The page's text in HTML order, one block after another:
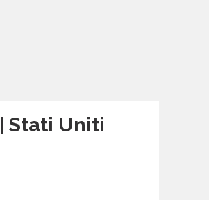
Stati Uniti